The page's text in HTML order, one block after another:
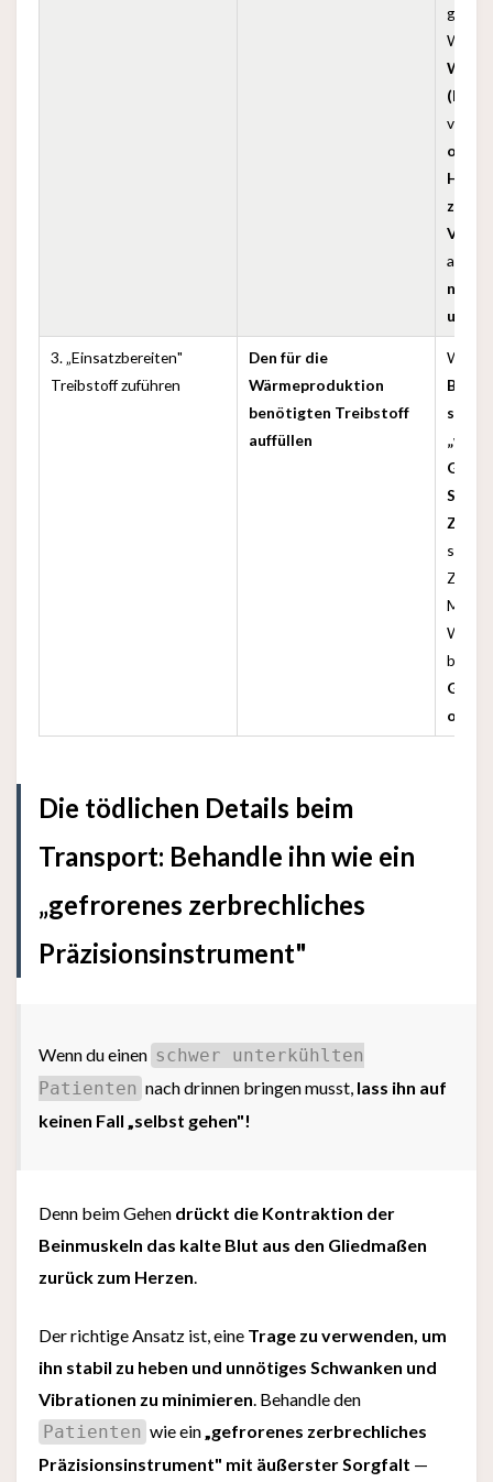
(Hals,
oder
zur
an
und
3. „Einsatzbereiten"
Treibstoff zuführen
Den für die
Wärmeproduktion
benötigten Treibstoff
auffüllen
Wenn
oder
Die tödlichen Details beim
Transport: Behandle ihn wie ein
„gefrorenes zerbrechliches
Präzisionsinstrument"
Wenn du einen schwer unterkühlten
Patienten nach drinnen bringen musst, lass ihn auf
keinen Fall „selbst gehen"!
Denn beim Gehen drückt die Kontraktion der
Beinmuskeln das kalte Blut aus den Gliedmaßen
zurück zum Herzen.
Der richtige Ansatz ist, eine Trage zu verwenden, um
ihn stabil zu heben und unnötiges Schwanken und
Vibrationen zu minimieren. Behandle den
Patienten wie ein„gefrorenes zerbrechliches
Präzisionsinstrument" mit äußerster Sorgfalt —